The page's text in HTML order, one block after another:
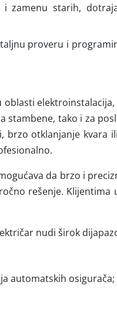
zamenu starih,
proveru i
stambene, tako i za
brzo otklanjanje kvara
da brzo i
rešenje. Klijentima
nudi širok
automatskih osigurača;